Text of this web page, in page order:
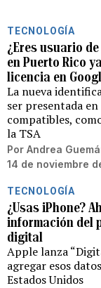
TECNOLOGÍA
¿Eres usuario
en Puerto Rico
licencia en
La nueva
ser presentada
compatibles,
la TSA
Por Andrea
14 de noviembre
TECNOLOGÍA
¿Usas iPhone?
información del
digital
Apple lanza
agregar esos
Estados Unidos